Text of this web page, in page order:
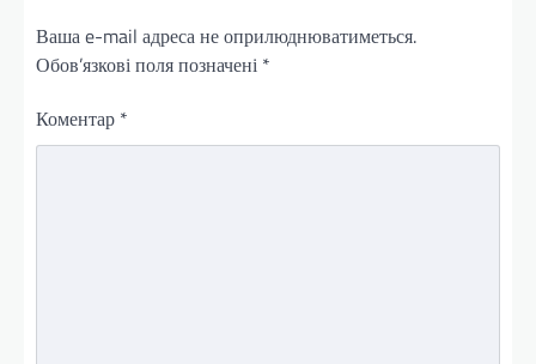
Ваша e-mail адреса не оприлюднюватиметься.
Обов’язкові поля позначені *
Коментар *